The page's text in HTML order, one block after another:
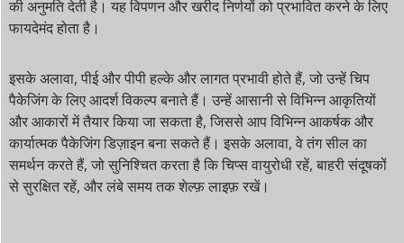
की अनुमति देती है। यह विपणन और खरीद निर्णयों को प्रभावित करने के लिए
फायदेमंद होता है।
इसके अलावा, पीई और पीपी हल्के और लागत प्रभावी होते हैं, जो उन्हें चिप
पैकेजिंग के लिए आदर्श विकल्प बनाते हैं। उन्हें आसानी से विभिन्न आकृतियों
और आकारों में तैयार किया जा सकता है, जिससे आप विभिन्न आकर्षक और
कार्यात्मक पैकेजिंग डिज़ाइन बना सकते हैं। इसके अलावा, वे तंग सील का
समर्थन करते हैं, जो सुनिश्चित करता है कि चिप्स वायुरोधी रहें, बाहरी संदूषकों
से सुरक्षित रहें, और लंबे समय तक शेल्फ़ लाइफ़ रखें।